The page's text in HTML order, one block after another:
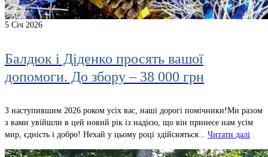
5 Січ 2026
Балдюк і Діденко просять вашої
допомоги. До збору – 38 000 грн
З наступившим 2026 роком усіх вас, наші дорогі помічники!Ми разом
з вами увійшли в цей новий рік із надією, що він принесе нам усім
мир, єдність і добро! Нехай у цьому році здійсняться... Читати далі